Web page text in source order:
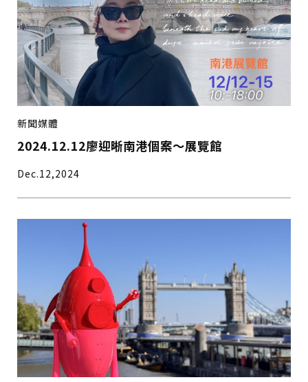
新聞媒體
2024.12.12廖迎晰南港個案～展覽館
Dec.12,2024